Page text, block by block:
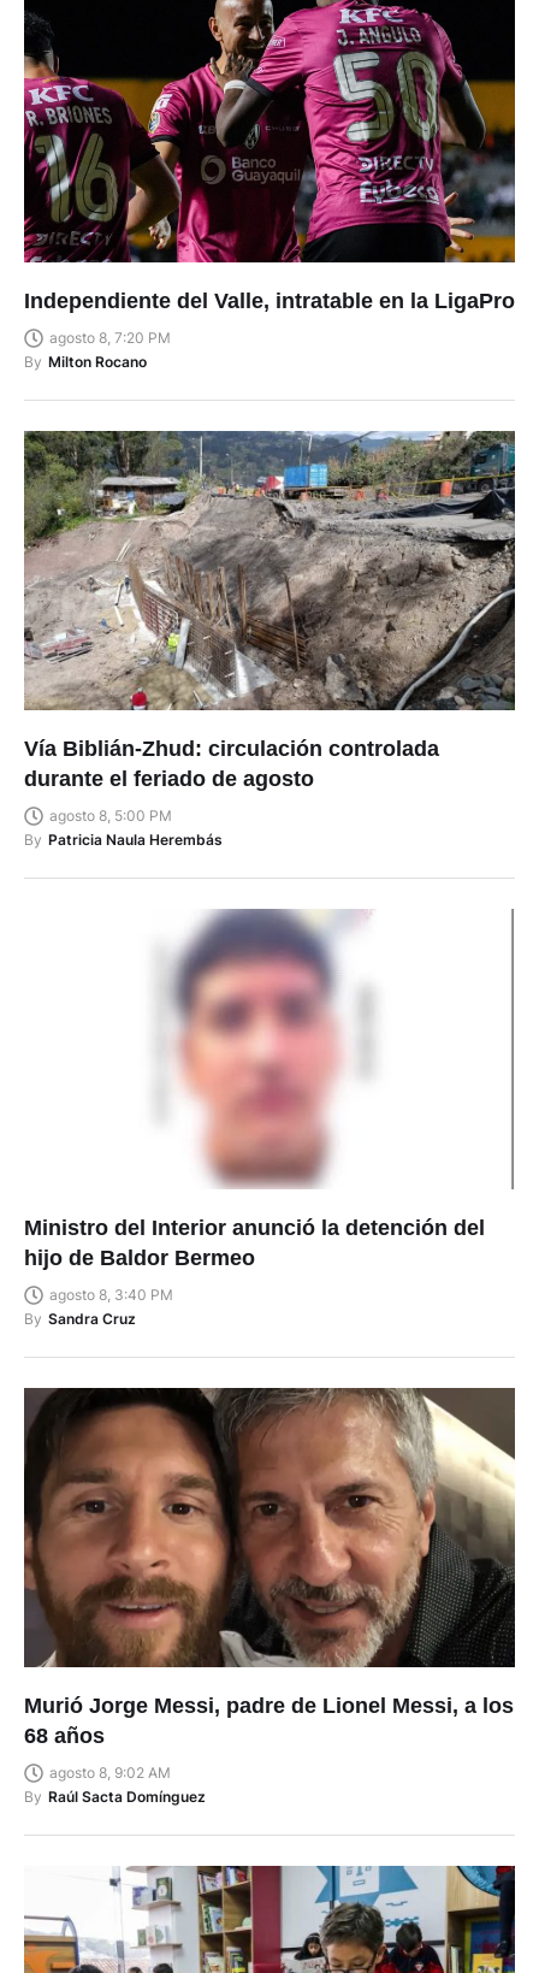
Independiente del Valle, intratable en la LigaPro
agosto 8, 7:20 PM
By Milton Rocano
Vía Biblián-Zhud: circulación controlada
durante el feriado de agosto
agosto 8, 5:00 PM
By Patricia Naula Herembás
Ministro del Interior anunció la detención del
hijo de Baldor Bermeo
agosto 8, 3:40 PM
By Sandra Cruz
Murió Jorge Messi, padre de Lionel Messi, a los
68 años
agosto 8, 9:02 AM
By Raúl Sacta Domínguez